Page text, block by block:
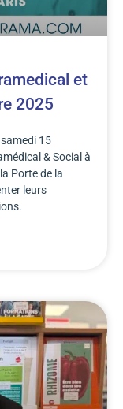
et
2025
15
& Social à
Porte de la
leurs